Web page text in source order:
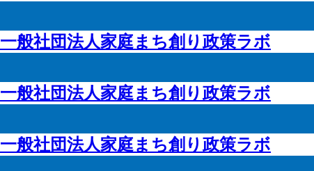
一般社団法人家庭まち創り政策ラボ
一般社団法人家庭まち創り政策ラボ
一般社団法人家庭まち創り政策ラボ